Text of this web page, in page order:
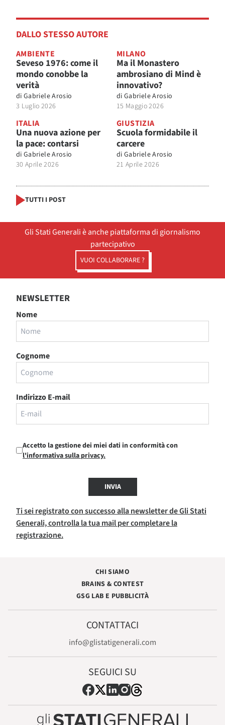
DALLO STESSO AUTORE
AMBIENTE
Seveso 1976: come il
mondo conobbe la
verità
di Gabriele Arosio
3 Luglio 2026
MILANO
Ma il Monastero
ambrosiano di Mind è
innovativo?
di Gabriele Arosio
15 Maggio 2026
ITALIA
Una nuova azione per
la pace: contarsi
di Gabriele Arosio
30 Aprile 2026
GIUSTIZIA
Scuola formidabile il
carcere
di Gabriele Arosio
21 Aprile 2026
TUTTI I POST
Gli Stati Generali è anche piattaforma di giornalismo
partecipativo
VUOI COLLABORARE ?
NEWSLETTER
Nome
Cognome
Indirizzo E-mail
Accetto la gestione dei miei dati in conformità con
l'informativa sulla privacy.
INVIA
Ti sei registrato con successo alla newsletter de Gli Stati
Generali, controlla la tua mail per completare la
registrazione.
CHI SIAMO
BRAINS & CONTEST
GSG LAB E PUBBLICITÀ
CONTATTACI
info@glistatigenerali.com
SEGUICI SU